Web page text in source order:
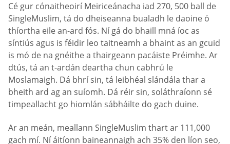
Cé gur cónaitheoirí Meiriceánacha iad 270, 500 ball de
SingleMuslim, tá do dheiseanna bualadh le daoine ó
thíortha eile an-ard fós. Ní gá do bhaill mná íoc as
síntiús agus is féidir leo taitneamh a bhaint as an gcuid
is mó de na gnéithe a thairgeann pacáiste Préimhe. Ar
dtús, tá an t-ardán deartha chun cabhrú le
Moslamaigh. Dá bhrí sin, tá leibhéal slándála thar a
bheith ard ag an suíomh. Dá réir sin, soláthraíonn sé
timpeallacht go hiomlán sábháilte do gach duine.
Ar an meán, meallann SingleMuslim thart ar 111,000
gach mí. Ní áitíonn baineannaigh ach 35% den líon seo,